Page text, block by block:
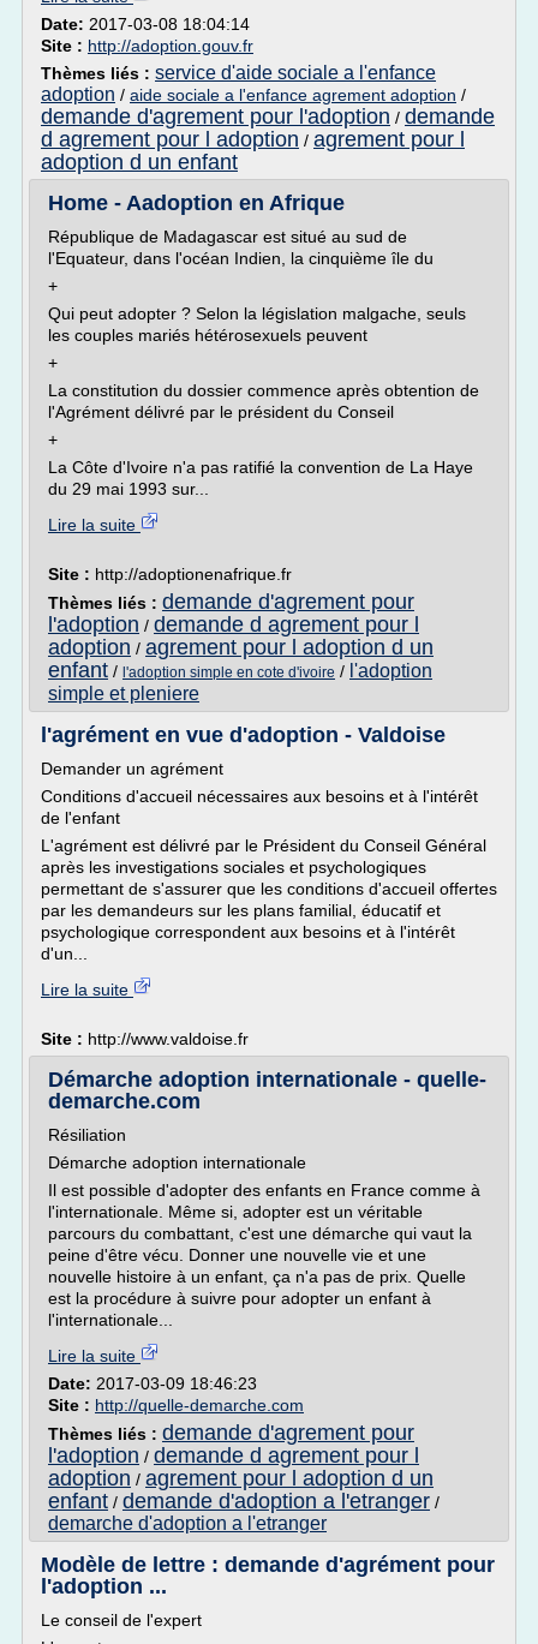
Date: 2017-03-08 18:04:14
Site : http://adoption.gouv.fr
Thèmes liés : service d'aide sociale a l'enfance
adoption / aide sociale a l'enfance agrement adoption /
demande d'agrement pour l'adoption / demande
d agrement pour l adoption / agrement pour l
adoption d un enfant
Home - Aadoption en Afrique
République de Madagascar est situé au sud de
l'Equateur, dans l'océan Indien, la cinquième île du
+
Qui peut adopter ? Selon la législation malgache, seuls
les couples mariés hétérosexuels peuvent
+
La constitution du dossier commence après obtention de
l'Agrément délivré par le président du Conseil
+
La Côte d'Ivoire n'a pas ratifié la convention de La Haye
du 29 mai 1993 sur...
Lire la suite
Site : http://adoptionenafrique.fr
Thèmes liés : demande d'agrement pour
l'adoption / demande d agrement pour l
adoption / agrement pour l adoption d un
enfant / l'adoption simple en cote d'ivoire / l'adoption
simple et pleniere
l'agrément en vue d'adoption - Valdoise
Demander un agrément
Conditions d'accueil nécessaires aux besoins et à l'intérêt
de l'enfant
L'agrément est délivré par le Président du Conseil Général
après les investigations sociales et psychologiques
permettant de s'assurer que les conditions d'accueil offertes
par les demandeurs sur les plans familial, éducatif et
psychologique correspondent aux besoins et à l'intérêt
d'un...
Lire la suite
Site : http://www.valdoise.fr
Démarche adoption internationale - quelle-
demarche.com
Résiliation
Démarche adoption internationale
Il est possible d'adopter des enfants en France comme à
l'internationale. Même si, adopter est un véritable
parcours du combattant, c'est une démarche qui vaut la
peine d'être vécu. Donner une nouvelle vie et une
nouvelle histoire à un enfant, ça n'a pas de prix. Quelle
est la procédure à suivre pour adopter un enfant à
l'internationale...
Lire la suite
Date: 2017-03-09 18:46:23
Site : http://quelle-demarche.com
Thèmes liés : demande d'agrement pour
l'adoption / demande d agrement pour l
adoption / agrement pour l adoption d un
enfant / demande d'adoption a l'etranger /
demarche d'adoption a l'etranger
Modèle de lettre : demande d'agrément pour
l'adoption ...
Le conseil de l'expert